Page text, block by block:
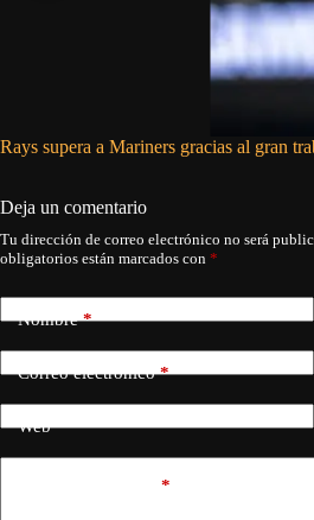
Rays supera a Mariners gracias al gran
Deja un comentario
Tu dirección de correo electrónico no será
obligatorios están marcados con *
Nombre*
Correo electrónico*
Web
*